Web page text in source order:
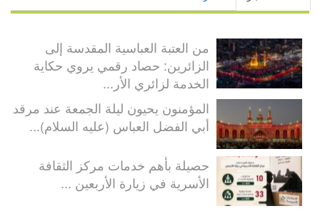
من العتبة العباسية المقدسة إلى
الزائرين: حصاد رقمي يروي حكاية
الخدمة لزائري الأر...
المؤمنون يحيون ليلة الجمعة عند مرقد
أبي الفضل العباس (عليه السلام)...
حصيلة بأهم خدمات مركز الثقافة
الأسرية في زيارة الأربعين ...